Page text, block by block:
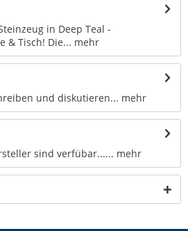
in Deep Teal -
& Tisch! Die... mehr
und diskutieren... mehr
sind verfübar...... mehr